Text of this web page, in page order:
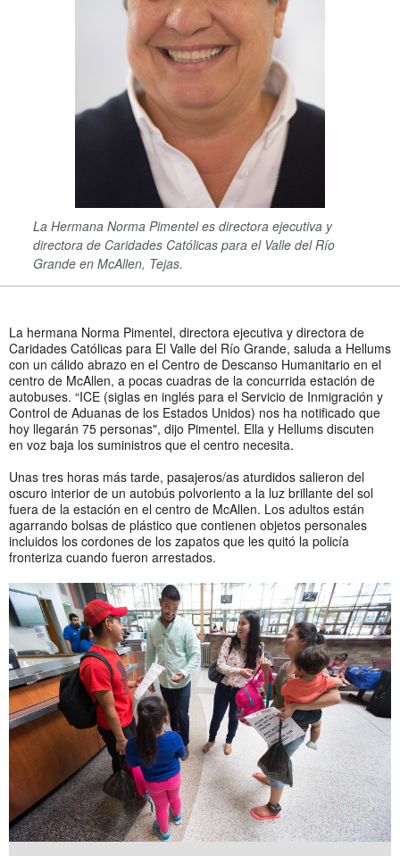
La Hermana Norma Pimentel es directora ejecutiva y
directora de Caridades Católicas para el Valle del Río
Grande en McAllen, Tejas.
La hermana Norma Pimentel, directora ejecutiva y directora de
Caridades Católicas para El Valle del Río Grande, saluda a Hellums
con un cálido abrazo en el Centro de Descanso Humanitario en el
centro de McAllen, a pocas cuadras de la concurrida estación de
autobuses. “ICE (siglas en inglés para el Servicio de Inmigración y
Control de Aduanas de los Estados Unidos) nos ha notificado que
hoy llegarán 75 personas", dijo Pimentel. Ella y Hellums discuten
en voz baja los suministros que el centro necesita.
Unas tres horas más tarde, pasajeros/as aturdidos salieron del
oscuro interior de un autobús polvoriento a la luz brillante del sol
fuera de la estación en el centro de McAllen. Los adultos están
agarrando bolsas de plástico que contienen objetos personales
incluidos los cordones de los zapatos que les quitó la policía
fronteriza cuando fueron arrestados.